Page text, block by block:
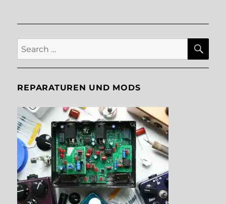
Search
for:
REPARATUREN UND MODS